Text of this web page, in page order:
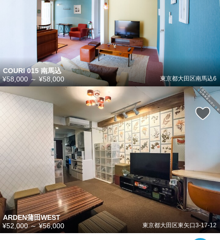
COURI 015 南馬込
東京都大田区南馬込6
¥58,000～¥58,000
ARDEN蒲田WEST
東京都大田区東矢口3-17-12
¥52,000～¥56,000